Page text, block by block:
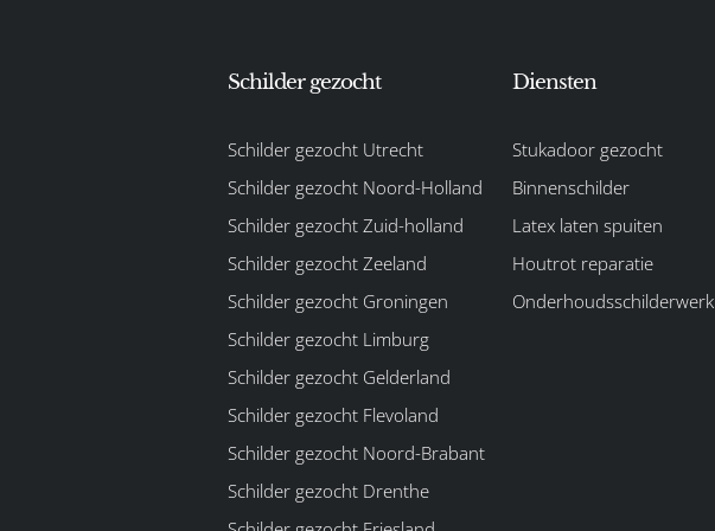
Schilder gezocht
Schilder gezocht Utrecht
Schilder gezocht Noord-Holland
Schilder gezocht Zuid-holland
Schilder gezocht Zeeland
Schilder gezocht Groningen
Schilder gezocht Limburg
Schilder gezocht Gelderland
Schilder gezocht Flevoland
Schilder gezocht Noord-Brabant
Schilder gezocht Drenthe
Diensten
Stukadoor gezocht
Binnenschilder
Latex laten spuiten
Houtrot reparatie
Onderhoudsschilderwerk